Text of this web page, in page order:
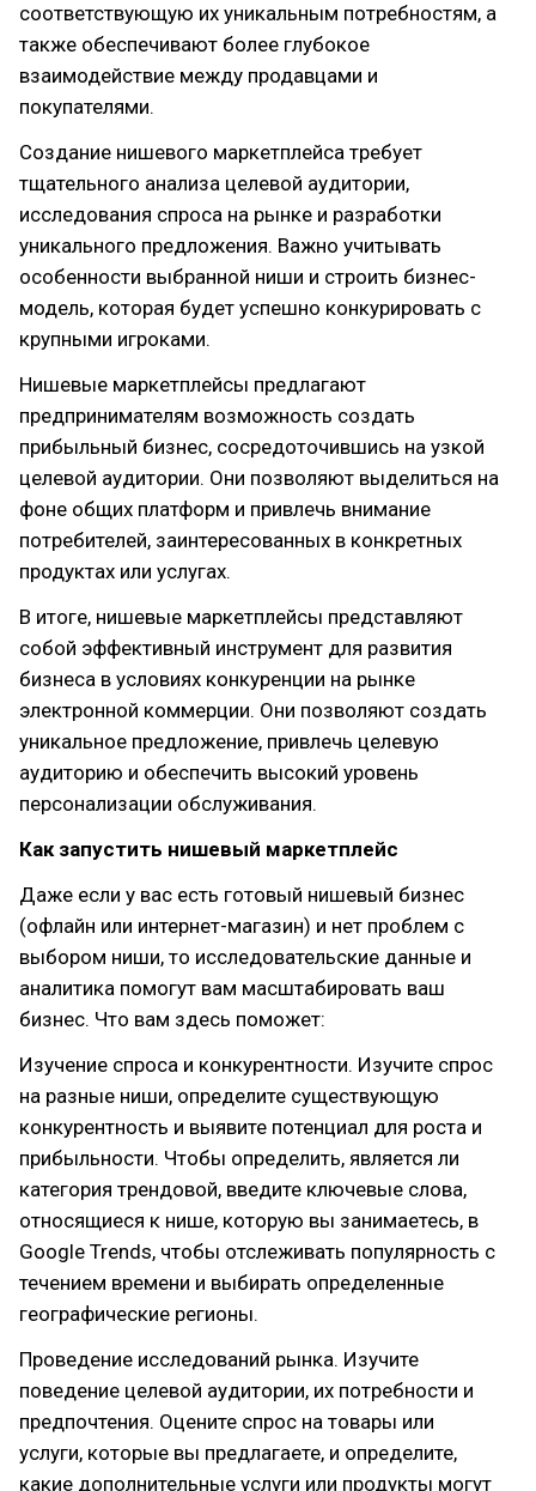
соответствующую их уникальным потребностям, а
также обеспечивают более глубокое
взаимодействие между продавцами и
покупателями.
Создание нишевого маркетплейса требует
тщательного анализа целевой аудитории,
исследования спроса на рынке и разработки
уникального предложения. Важно учитывать
особенности выбранной ниши и строить бизнес-
модель, которая будет успешно конкурировать с
крупными игроками.
Нишевые маркетплейсы предлагают
предпринимателям возможность создать
прибыльный бизнес, сосредоточившись на узкой
целевой аудитории. Они позволяют выделиться на
фоне общих платформ и привлечь внимание
потребителей, заинтересованных в конкретных
продуктах или услугах.
В итоге, нишевые маркетплейсы представляют
собой эффективный инструмент для развития
бизнеса в условиях конкуренции на рынке
электронной коммерции. Они позволяют создать
уникальное предложение, привлечь целевую
аудиторию и обеспечить высокий уровень
персонализации обслуживания.
Как запустить нишевый маркетплейс
Даже если у вас есть готовый нишевый бизнес
(офлайн или интернет-магазин) и нет проблем с
выбором ниши, то исследовательские данные и
аналитика помогут вам масштабировать ваш
бизнес. Что вам здесь поможет:
Изучение спроса и конкурентности. Изучите спрос
на разные ниши, определите существующую
конкурентность и выявите потенциал для роста и
прибыльности. Чтобы определить, является ли
категория трендовой, введите ключевые слова,
относящиеся к нише, которую вы занимаетесь, в
Google Trends, чтобы отслеживать популярность с
течением времени и выбирать определенные
географические регионы.
Проведение исследований рынка. Изучите
поведение целевой аудитории, их потребности и
предпочтения. Оцените спрос на товары или
услуги, которые вы предлагаете, и определите,
какие дополнительные услуги или продукты могут